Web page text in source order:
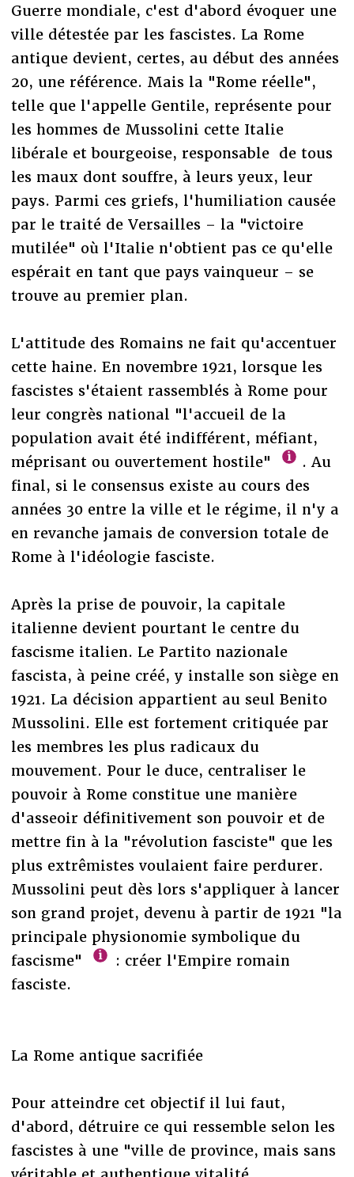
Guerre mondiale, c'est d'abord évoquer une
ville détestée par les fascistes. La Rome
antique devient, certes, au début des années
20, une référence. Mais la "Rome réelle",
telle que l'appelle Gentile, représente pour
les hommes de Mussolini cette Italie
libérale et bourgeoise, responsable de tous
les maux dont souffre, à leurs yeux, leur
pays. Parmi ces griefs, l'humiliation causée
par le traité de Versailles – la "victoire
mutilée" où l'Italie n'obtient pas ce qu'elle
espérait en tant que pays vainqueur – se
trouve au premier plan.
L'attitude des Romains ne fait qu'accentuer
cette haine. En novembre 1921, lorsque les
fascistes s'étaient rassemblés à Rome pour
leur congrès national "l'accueil de la
population avait été indifférent, méfiant,
méprisant ou ouvertement hostile"
. Au
final, si le consensus existe au cours des
années 30 entre la ville et le régime, il n'y a
en revanche jamais de conversion totale de
Rome à l'idéologie fasciste.
Après la prise de pouvoir, la capitale
italienne devient pourtant le centre du
fascisme italien. Le Partito nazionale
fascista, à peine créé, y installe son siège en
1921. La décision appartient au seul Benito
Mussolini. Elle est fortement critiquée par
les membres les plus radicaux du
mouvement. Pour le duce, centraliser le
pouvoir à Rome constitue une manière
d'asseoir définitivement son pouvoir et de
mettre fin à la "révolution fasciste" que les
plus extrêmistes voulaient faire perdurer.
Mussolini peut dès lors s'appliquer à lancer
son grand projet, devenu à partir de 1921 "la
principale physionomie symbolique du
fascisme"
: créer l'Empire romain
fasciste.
La Rome antique sacrifiée
Pour atteindre cet objectif il lui faut,
d'abord, détruire ce qui ressemble selon les
fascistes à une "ville de province, mais sans